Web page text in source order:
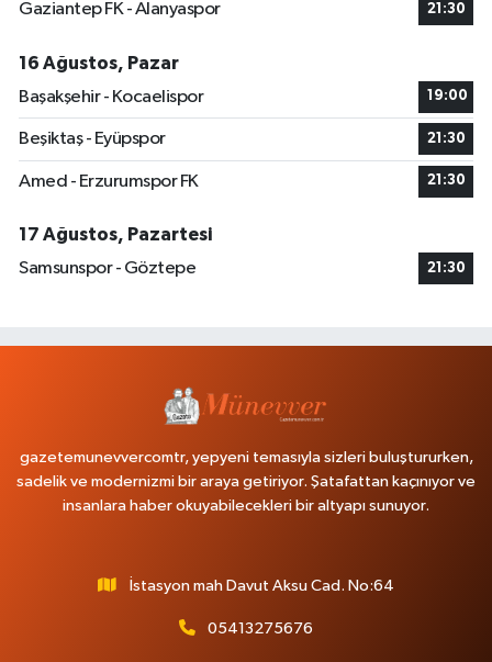
Gaziantep FK - Alanyaspor 21:30
16 Ağustos, Pazar
Başakşehir - Kocaelispor
19:00
Beşiktaş - Eyüpspor 21:30
Amed - Erzurumspor FK 21:30
17 Ağustos, Pazartesi
Samsunspor - Göztepe
21:30
gazetemunevvercomtr, yepyeni temasıyla sizleri buluştururken,
sadelik ve modernizmi bir araya getiriyor. Şatafattan kaçınıyor ve
insanlara haber okuyabilecekleri bir altyapı sunuyor.
İstasyon mah Davut Aksu Cad. No:64
05413275676